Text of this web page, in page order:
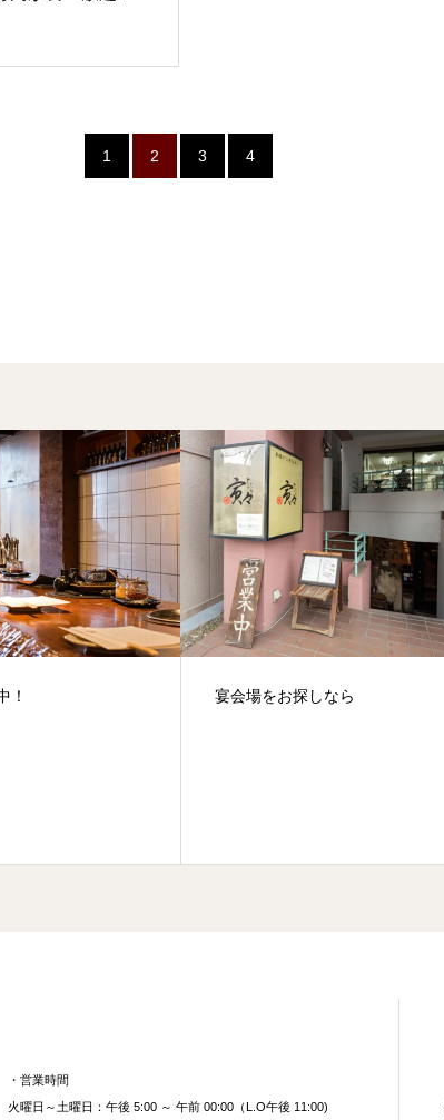
1 2 3 4
！ 宴会場をお探しなら
・営業時間
火曜日～土曜日：午後 5:00 ～ 午前 00:00（L.O午後 11:00)